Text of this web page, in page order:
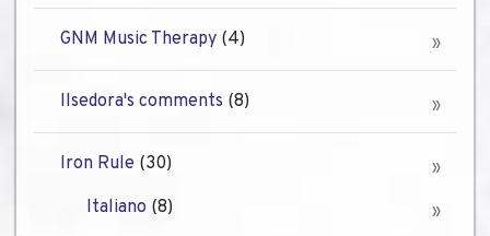
GNM Music Therapy (4)
Ilsedora's comments (8)
Iron Rule (30)
Italiano (8)